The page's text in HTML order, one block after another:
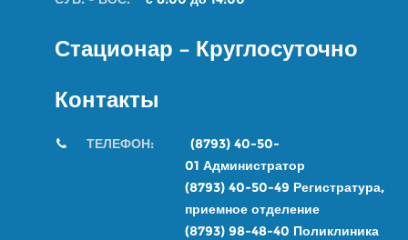
Стационар – Круглосуточно
Контакты
ТЕЛЕФОН: (8793) 40-50-
01 Администратор
(8793) 40-50-49 Регистратура,
приемное отделение
(8793) 98-48-40 Поликлиника